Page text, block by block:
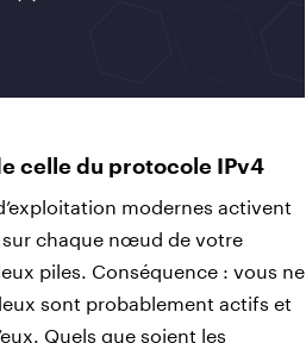
celle du protocole IPv4
modernes activent
sur chaque nœud de votre
piles. Conséquence : vous ne
sont probablement actifs et
Quels que soient les